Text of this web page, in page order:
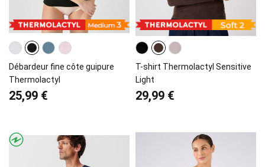
Débardeur fine côte guipure
Thermolactyl
25,99 €
T-shirt Thermolactyl Sensitive
Light
29,99 €